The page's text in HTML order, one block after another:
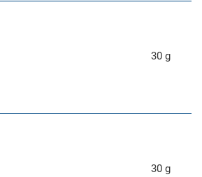
30 g
30 g